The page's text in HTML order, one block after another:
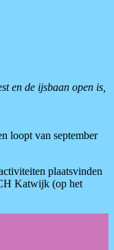
en de ijsbaan open is,
loopt van september
plaatsvinden
Katwijk (op het